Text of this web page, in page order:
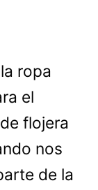
ropa
el
flojera
nos
de la